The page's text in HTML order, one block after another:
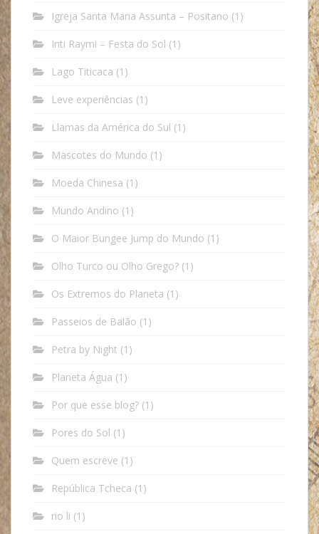
Igreja Santa Maria Assunta – Positano (1)
Inti Raymi – Festa do Sol (1)
Lago Titicaca (1)
Leve experiências (1)
Llamas da América do Sul (1)
Mascotes do Mundo (1)
Moeda Chinesa (1)
Mundo Andino (1)
O Maior Bungee Jump do Mundo (1)
Olho Turco ou Olho Grego? (1)
Os Extremos do Planeta (1)
Passeios de Balão (1)
Petra by Night (1)
Planeta Água (1)
Por que esse blog? (1)
Pores do Sol (1)
Quem escreve (1)
República Tcheca (1)
rio li (1)